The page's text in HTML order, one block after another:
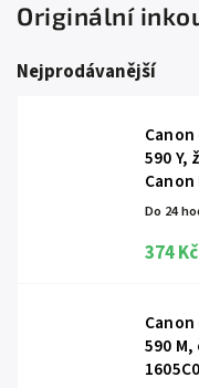
Originální
Nejprodávanější
590 Y,
Canon
Do 24
374 Kč
590